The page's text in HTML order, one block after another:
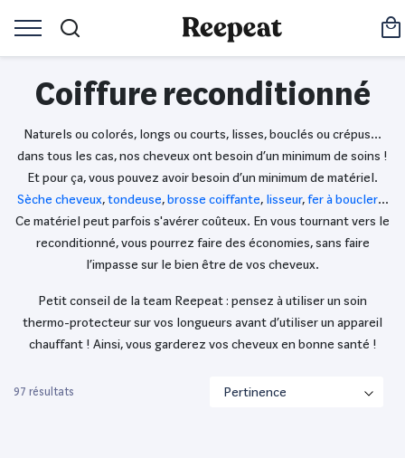
Coiffure reconditionné
Naturels ou colorés, longs ou courts, lisses, bouclés ou crépus…
dans tous les cas, nos cheveux ont besoin d’un minimum de soins !
Et pour ça, vous pouvez avoir besoin d’un minimum de matériel.
Sèche cheveux,tondeuse,brosse coiffante, lisseur,fer à boucler…
Ce matériel peut parfois s'avérer coûteux. En vous tournant vers le
reconditionné, vous pourrez faire des économies, sans faire
l’impasse sur le bien être de vos cheveux.
Petit conseil de la team Reepeat : pensez à utiliser un soin
thermo-protecteur sur vos longueurs avant d’utiliser un appareil
chauffant ! Ainsi, vous garderez vos cheveux en bonne santé !
97 résultats